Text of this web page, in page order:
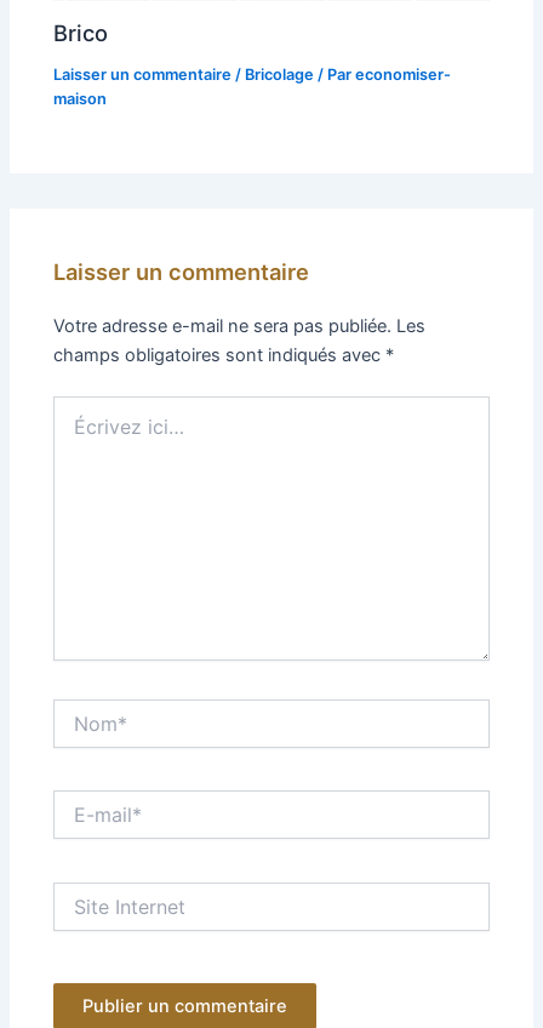
Brico
Laisser un commentaire / Bricolage / Pareconomiser-
maison
Laisser un commentaire
Votre adresse e-mail ne sera pas publiée. Les
champs obligatoires sont indiqués avec *
ici…
mail*
Internet